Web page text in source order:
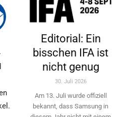
Editorial: Ein
bisschen IFA ist
nicht genug
30. Juli 2026
Am 13. Juli wurde offiziell
bekannt, dass Samsung in